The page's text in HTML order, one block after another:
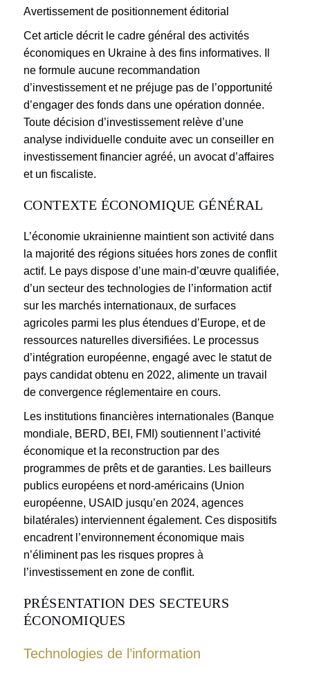
Avertissement de positionnement éditorial
Cet article décrit le cadre général des activités
économiques en Ukraine à des fins informatives. Il
ne formule aucune recommandation
d’investissement et ne préjuge pas de l’opportunité
d’engager des fonds dans une opération donnée.
Toute décision d’investissement relève d’une
analyse individuelle conduite avec un conseiller en
investissement financier agréé, un avocat d’affaires
et un fiscaliste.
CONTEXTE ÉCONOMIQUE GÉNÉRAL
L’économie ukrainienne maintient son activité dans
la majorité des régions situées hors zones de conflit
actif. Le pays dispose d’une main-d’œuvre qualifiée,
d’un secteur des technologies de l’information actif
sur les marchés internationaux, de surfaces
agricoles parmi les plus étendues d’Europe, et de
ressources naturelles diversifiées. Le processus
d’intégration européenne, engagé avec le statut de
pays candidat obtenu en 2022, alimente un travail
de convergence réglementaire en cours.
Les institutions financières internationales (Banque
mondiale, BERD, BEI, FMI) soutiennent l’activité
économique et la reconstruction par des
programmes de prêts et de garanties. Les bailleurs
publics européens et nord-américains (Union
européenne, USAID jusqu’en 2024, agences
bilatérales) interviennent également. Ces dispositifs
encadrent l’environnement économique mais
n’éliminent pas les risques propres à
l’investissement en zone de conflit.
PRÉSENTATION DES SECTEURS
ÉCONOMIQUES
Technologies de l’information